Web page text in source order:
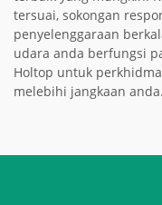
tersuai, sokongan
penyelenggaraan
udara anda berfungsi
Holtop untuk
melebihi jangkaan anda.